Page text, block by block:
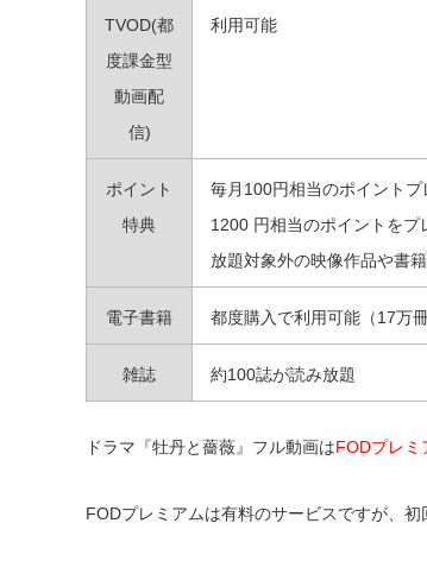
TVOD(都
度課金型
動画配
信)
利用可能
ポイント
特典
毎月100円相当のポイント
1200 円相当のポイントを
放題対象外の映像作品や書
電子書籍 都度購入で利用可能（17万冊
雑誌 約100誌が読み放題
ドラマ『牡丹と薔薇』フル動画はFODプレミ
FODプレミアムは有料のサービスですが、